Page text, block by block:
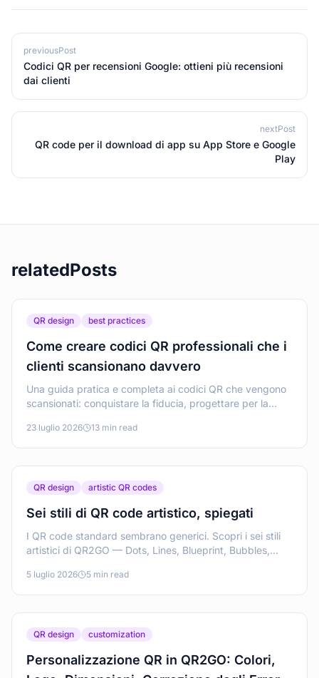
previousPost
Codici QR per recensioni Google: ottieni più recensioni
dai clienti
nextPost
QR code per il download di app su App Store e Google
Play
relatedPosts
QR design best practices
Come creare codici QR professionali che i
clienti scansionano davvero
Una guida pratica e completa ai codici QR che vengono
scansionati: conquistare la fiducia, progettare per la
reindirizzamento, testare prima di pubblicare e
mantenere i codici gestibili nel tempo.
23 luglio 2026 13 min read
QR design artistic QR codes
Sei stili di QR code artistico, spiegati
I QR code standard sembrano generici. Scopri i sei stili
artistici di QR2GO — Dots, Lines, Blueprint, Bubbles,
5 luglio 2026 5 min read
QR design customization
Personalizzazione QR in QR2GO: Colori,